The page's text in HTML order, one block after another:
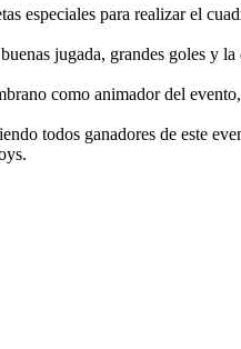
especiales para realizar el
jugada, grandes goles y
como animador del
todos ganadores de este